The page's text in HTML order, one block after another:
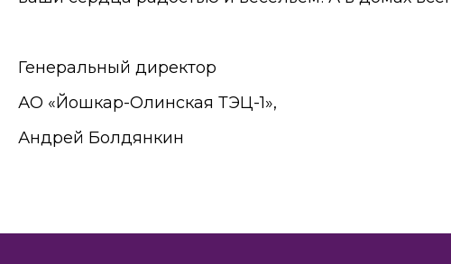
Генеральный директор
АО «Йошкар-Олинская ТЭЦ-1»,
Андрей Болдянкин